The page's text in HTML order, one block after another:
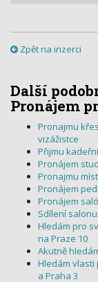
Zpět na inzerci
Další
Pronájem
Pronajmu
vizážistce
Přijmu
Pronájem
Pronajmu
Pronájem
Pronájem
Sdílení salonu
Hledám pro
na Praze 10
Akutně
Hledám vlasti
a Praha 3